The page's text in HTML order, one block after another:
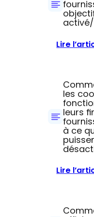
Lire
les
leurs
à ce
Lire